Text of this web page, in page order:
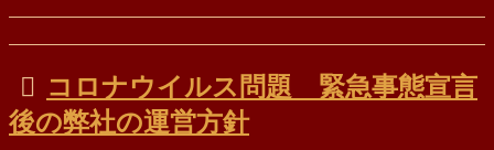
コロナウイルス問題 緊急事態宣言
後の弊社の運営方針